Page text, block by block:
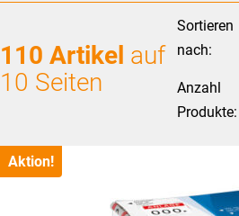
110 Artikel auf
10 Seiten
Sortieren
nach:
Anzahl
Produkte:
Aktion!